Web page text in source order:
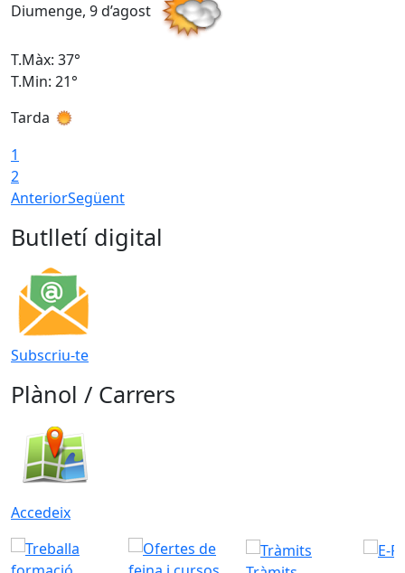
Diumenge, 9 d’agost
T.Màx: 37°
T.Min: 21°
Tarda
1
2
AnteriorSegüent
Butlletí digital
Subscriu-te
Plànol / Carrers
Accedeix